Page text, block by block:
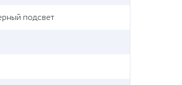
подсвет